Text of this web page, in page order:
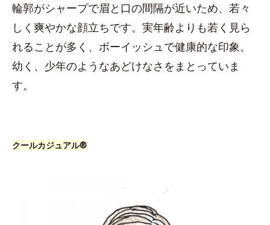
輪郭がシャープで眉と口の間隔が近いため、若々
しく爽やかな顔立ちです。実年齢よりも若く見ら
れることが多く、ボーイッシュで健康的な印象。
幼く、少年のようなあどけなさをまとっていま
す。
クールカジュアル®